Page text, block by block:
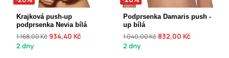
Krajková push-up
podprsenka Nevia bílá
1 168,00 Kč934,40 Kč
2 dny
Podprsenka Damaris push -
up bílá
1 040,00 Kč832,00 Kč
2 dny